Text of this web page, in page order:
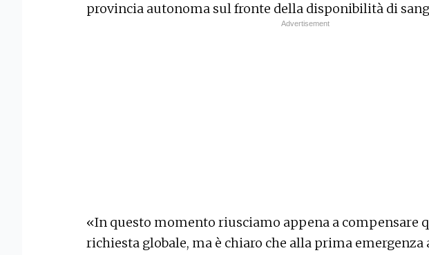
provincia autonoma sul fronte della disponibilità di
«In questo momento riusciamo appena a compensare
richiesta globale, ma è chiaro che alla prima